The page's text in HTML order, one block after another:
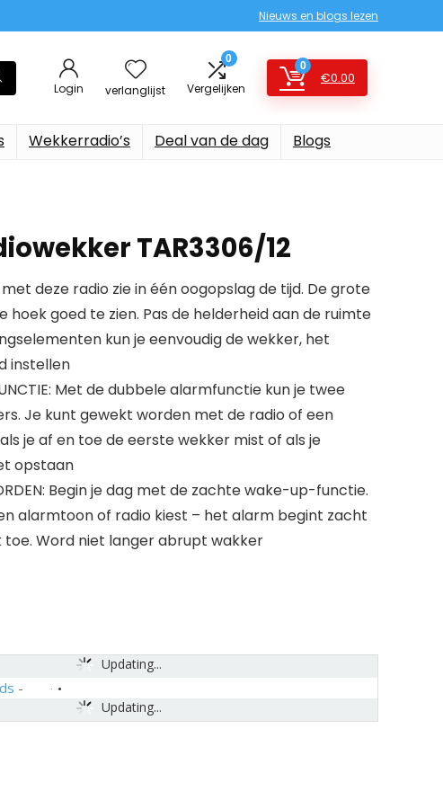
Nieuws en blogs lezen
Login verlanglijst
0
Vergelijken
0
€0.00
Wekkerradio’s Deal van de dag Blogs
TAR3306/12
met deze radio zie in één oogopslag de tijd. De grote
hoek goed te zien. Pas de helderheid aan de ruimte
kun je eenvoudig de wekker, het
instellen
Met de dubbele alarmfunctie kun je twee
Je kunt gewekt worden met de radio of een
je af en toe de eerste wekker mist of als je
opstaan
Begin je dag met de zachte wake-up-functie.
alarmtoon of radio kiest – het alarm begint zacht
toe. Word niet langer abrupt wakker
Updating...
Updating...
-